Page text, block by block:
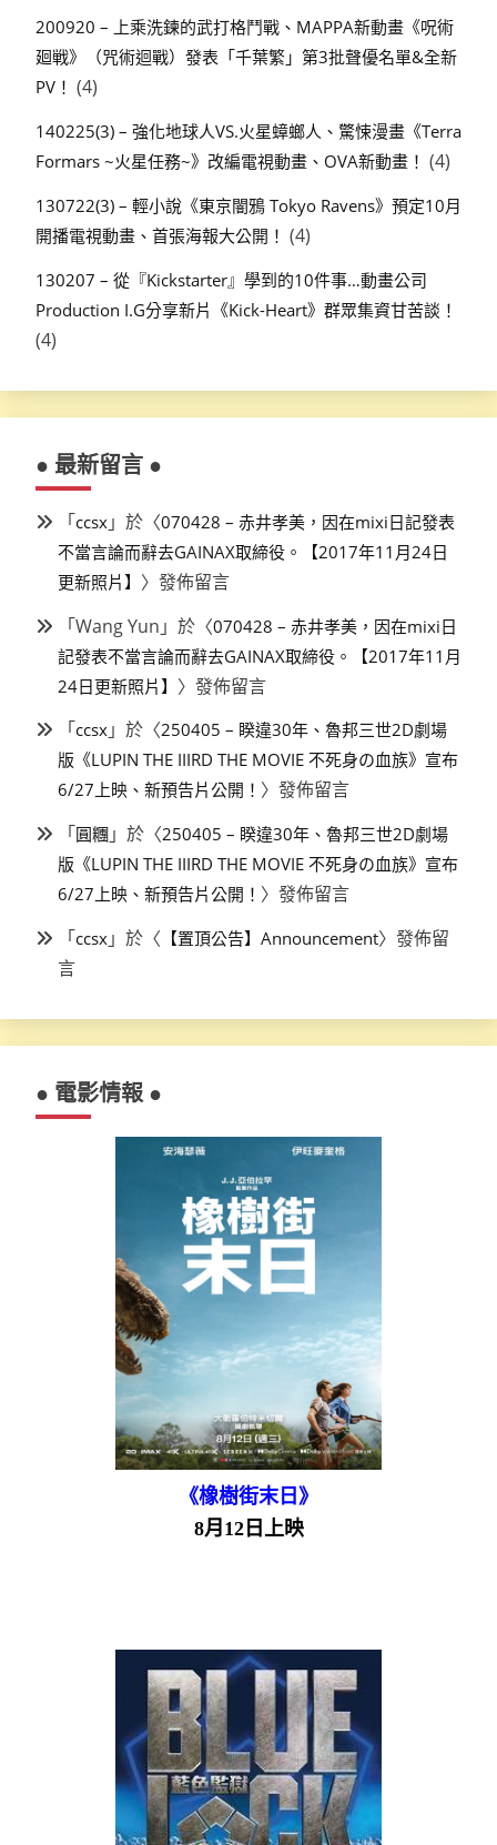
200920 – 上乘洗鍊的武打格鬥戰、MAPPA新動畫《呪術
廻戦》（咒術迴戰）發表「千葉繁」第3批聲優名單&全新
PV！ (4)
140225(3) – 強化地球人VS.火星蟑螂人、驚悚漫畫《Terra
Formars ~火星任務~》改編電視動畫、OVA新動畫！ (4)
130722(3) – 輕小說《東京闇鴉 Tokyo Ravens》預定10月
開播電視動畫、首張海報大公開！ (4)
130207 – 從『Kickstarter』學到的10件事…動畫公司
Production I.G分享新片《Kick-Heart》群眾集資甘苦談！
(4)
● 最新留言 ●
「ccsx 」於〈070428 – 赤井孝美，因在mixi日記發表
不當言論而辭去GAINAX取締役。【2017年11月24日
更新照片】 〉發佈留言
「Wang Yun 」於〈070428 – 赤井孝美，因在mixi日
記發表不當言論而辭去GAINAX取締役。【2017年11月
24日更新照片】 〉發佈留言
「ccsx 」於〈250405 – 睽違30年、魯邦三世2D劇場
版《LUPIN THE IIIRD THE MOVIE 不死身の血族》宣布
6/27上映、新預告片公開！ 〉發佈留言
「圓糰 」於〈250405 – 睽違30年、魯邦三世2D劇場
版《LUPIN THE IIIRD THE MOVIE 不死身の血族》宣布
6/27上映、新預告片公開！ 〉發佈留言
「ccsx 」於〈 【置頂公告】Announcement〉發佈留
言
● 電影情報 ●
《橡樹街末日》
8月12日上映